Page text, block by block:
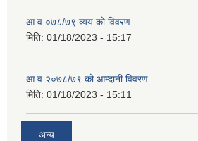
आ.व ०७८/७९ व्यय को विवरण
मिति: 01/18/2023 - 15:17
आ.व २०७८/७९ को आम्दानी विवरण
मिति: 01/18/2023 - 15:11
अन्य